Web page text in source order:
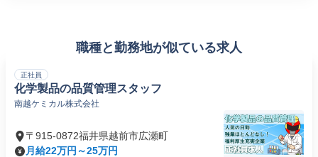
職種と勤務地が似ている求人
正社員
化学製品の品質管理スタッフ
南越ケミカル株式会社
〒915-0872福井県越前市広瀬町
月給22万円～25万円